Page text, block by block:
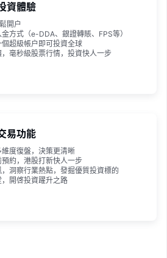
資體驗
開户
方式（e-DDA、銀證轉賬、FPS等）
超級帳户即可投資全球
毫秒級股票行情，投資快人一步
易功能
度復盤，決策更清晰
約，港股打新快人一步
洞察行業熱點，發掘優質投資標的
開啓投資躍升之路